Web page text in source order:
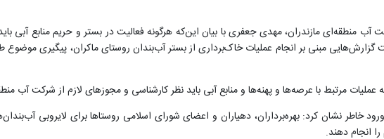
منطقه‌ای مازندران، مهدی جعفری با بیان این‌که هرگونه فعالیت در بستر و حریم منابع آبی
گزارش‌هایی مبنی بر انجام عملیات خاک‌برداری از بستر آب‌بندان روستای ماکران، پیگیری موضوع
عملیات مرتبط با عرصه‌ها و پهنه‌ها و منابع آبی باید نظر کارشناسی و مجوزهای لازم از شرکت آب
خاطر نشان کرد: بهره‌برداران، دهیاران و اعضای شورای اسلامی روستاها برای لایروبی
انجام دهند.